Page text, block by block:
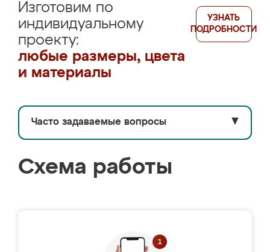
Изготовим по
индивидуальному
проекту:
любые размеры, цвета
и материалы
УЗНАТЬ
ПОДРОБНОСТИ
Часто задаваемые вопросы ▼
Схема работы